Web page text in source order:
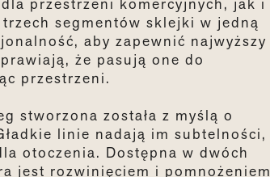
segmentów sklejki w jedną
aby zapewnić najwyższy
że pasują one do
przestrzeni.
stworzona została z myślą o
linie nadają im subtelności,
otoczenia. Dostępna w dwóch
jest rozwinięciem i pomnożeniem